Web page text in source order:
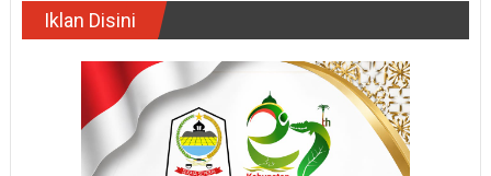
Iklan Disini